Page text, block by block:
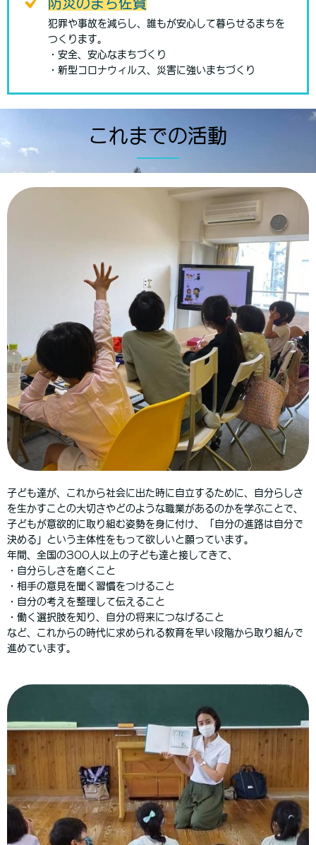
犯罪や事故を減らし、誰もが安心して暮らせるまちを
つくります。
・安全、安心なまちづくり
・新型コロナウィルス、災害に強いまちづくり
これまでの活動
子ども達が、これから社会に出た時に自立するために、自分らしさ
を生かすことの大切さやどのような職業があるのかを学ぶことで、
子どもが意欲的に取り組む姿勢を身に付け、「自分の進路は自分で
決める」という主体性をもって欲しいと願っています。
年間、全国の300人以上の子ども達と接してきて、
・自分らしさを磨くこと
・相手の意見を聞く習慣をつけること
・自分の考えを整理して伝えること
・働く選択肢を知り、自分の将来につなげること
など、これからの時代に求められる教育を早い段階から取り組んで
進めています。